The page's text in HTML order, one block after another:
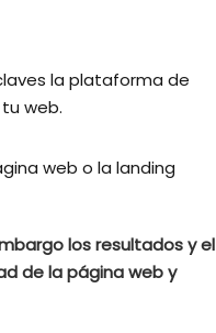
la plataforma de
web.
web o la landing
los resultados y el
de la página web y